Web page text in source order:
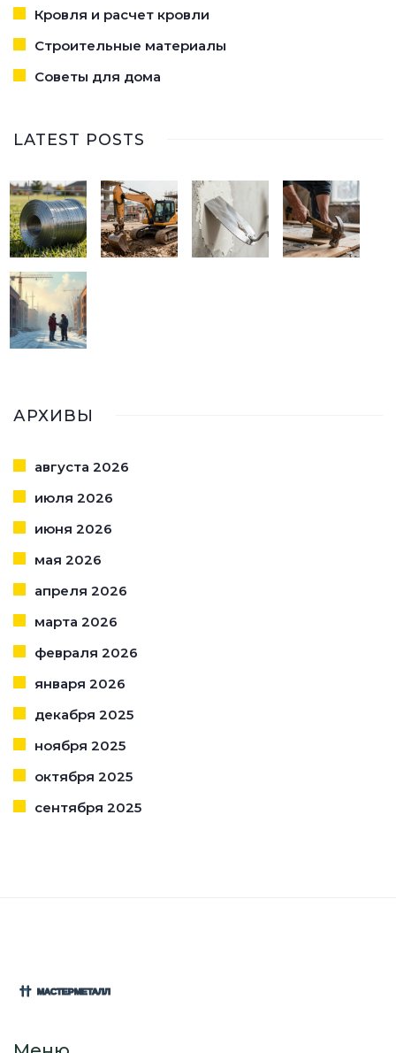
Кровля и расчет кровли
Строительные материалы
Советы для дома
LATEST POSTS
АРХИВЫ
августа 2026
июля 2026
июня 2026
мая 2026
апреля 2026
марта 2026
февраля 2026
января 2026
декабря 2025
ноября 2025
октября 2025
сентября 2025